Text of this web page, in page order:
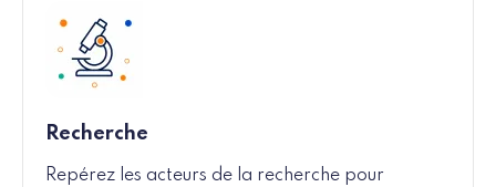
Recherche
Repérez les acteurs de la recherche pour